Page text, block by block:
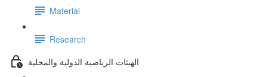
Material
Research
الهيئات الرياضية الدولية والمحلية